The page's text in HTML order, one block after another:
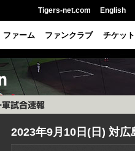
Tigers-net.com English
ファーム ファンクラブ チケット
2023年9月10日(日) 対広